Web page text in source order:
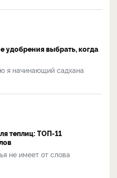
удобрения выбрать, когда
я начинающий садхана
теплиц: ТОП-11
не имеет от слова